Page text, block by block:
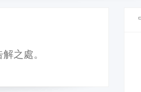
之處。